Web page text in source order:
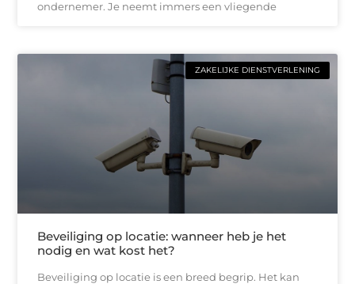
ondernemer. Je neemt immers een vliegende
ZAKELIJKE DIENSTVERLENING
Beveiliging op locatie: wanneer heb je het
nodig en wat kost het?
Beveiliging op locatie is een breed begrip. Het kan